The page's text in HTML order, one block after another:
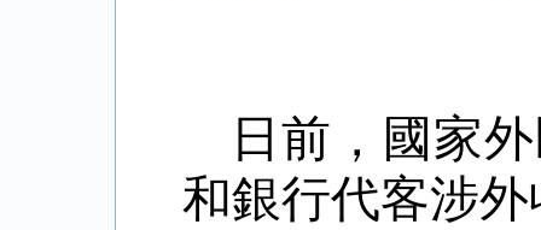
日前，國家
和銀行代客涉